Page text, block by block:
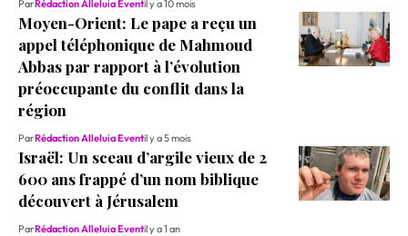
ParRédaction Alleluia Eventil y a 10 mois
Moyen-Orient: Le pape a reçu un
appel téléphonique de Mahmoud
Abbas par rapport à l’évolution
préoccupante du conflit dans la
région
ParRédaction Alleluia Eventil y a 5 mois
Israël: Un sceau d’argile vieux de 2
600 ans frappé d’un nom biblique
découvert à Jérusalem
ParRédaction Alleluia Eventil y a 1 an